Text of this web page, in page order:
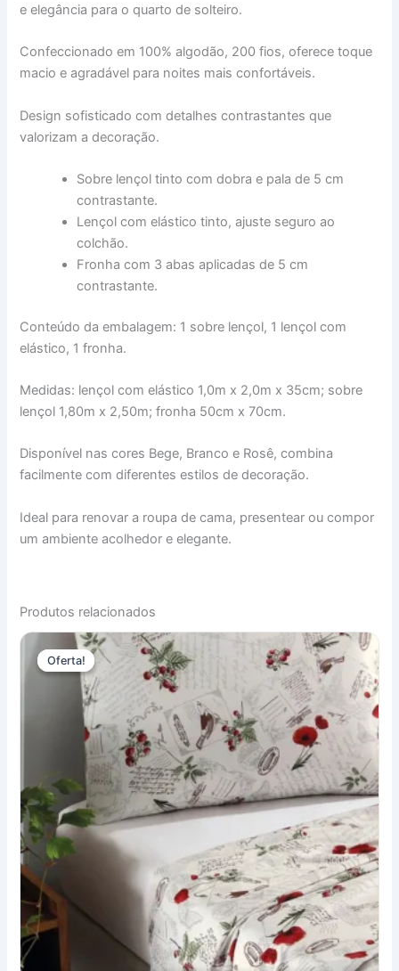
e elegância para o quarto de solteiro.
Confeccionado em 100% algodão, 200 fios, oferece toque
macio e agradável para noites mais confortáveis.
Design sofisticado com detalhes contrastantes que
valorizam a decoração.
Sobre lençol tinto com dobra e pala de 5 cm
contrastante.
Lençol com elástico tinto, ajuste seguro ao
colchão.
Fronha com 3 abas aplicadas de 5 cm
contrastante.
Conteúdo da embalagem: 1 sobre lençol, 1 lençol com
elástico, 1 fronha.
Medidas: lençol com elástico 1,0m x 2,0m x 35cm; sobre
lençol 1,80m x 2,50m; fronha 50cm x 70cm.
Disponível nas cores Bege, Branco e Rosê, combina
facilmente com diferentes estilos de decoração.
Ideal para renovar a roupa de cama, presentear ou compor
um ambiente acolhedor e elegante.
Produtos relacionados
Oferta!
Oferta!